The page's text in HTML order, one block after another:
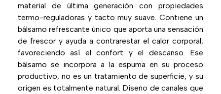
material de última generación con propiedades
termo-reguladoras y tacto muy suave. Contiene un
bálsamo refrescante único que aporta una sensación
de frescor y ayuda a contrarestar el calor corporal,
favoreciendo así el confort y el descanso. Ese
bálsamo se incorpora a la espuma en su proceso
productivo, no es un tratamiento de superficie, y su
origen es totalmente natural. Diseño de canales que